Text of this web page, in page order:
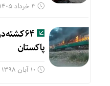
3 خرداد 1405
۶۴
پاکستان
10 آبان 1398